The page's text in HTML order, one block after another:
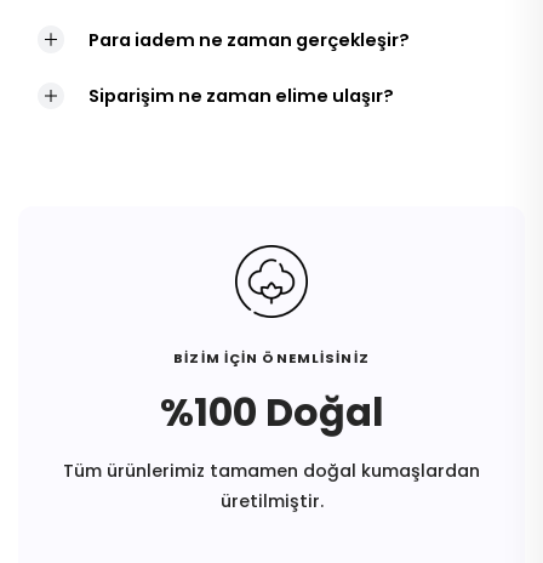
Para iadem ne zaman gerçekleşir?
Siparişim ne zaman elime ulaşır?
BİZİM İÇİN ÖNEMLİSİNİZ
%100 Doğal
Tüm ürünlerimiz tamamen doğal kumaşlardan
üretilmiştir.